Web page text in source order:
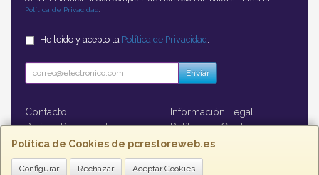
Política de Cookies de pcrestoreweb.es
Configurar Rechazar Aceptar Cookies
Política de Privacidad
He leído y acepto la Política de Privacidad .
Enviar
Contacto
Información Legal
Política Privacidad
Política de Cookies
Formas de Pago